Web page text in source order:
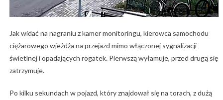
Jak widać na nagraniu z kamer monitoringu, kierowca samochodu
ciężarowego wjeżdża na przejazd mimo włączonej sygnalizacji
świetlnej i opadających rogatek. Pierwszą wyłamuje, przed drugą się
zatrzymuje.
Po kilku sekundach w pojazd, który znajdował się na torach, z dużą